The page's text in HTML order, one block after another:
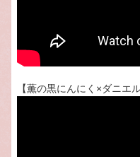
【薫の黒にんにく×ダニエ